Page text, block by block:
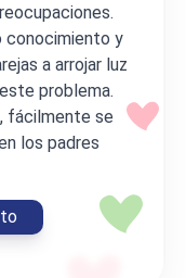
conocimiento y
a arrojar luz
problema.
fácilmente se
los padres